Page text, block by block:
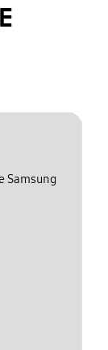
Samsung